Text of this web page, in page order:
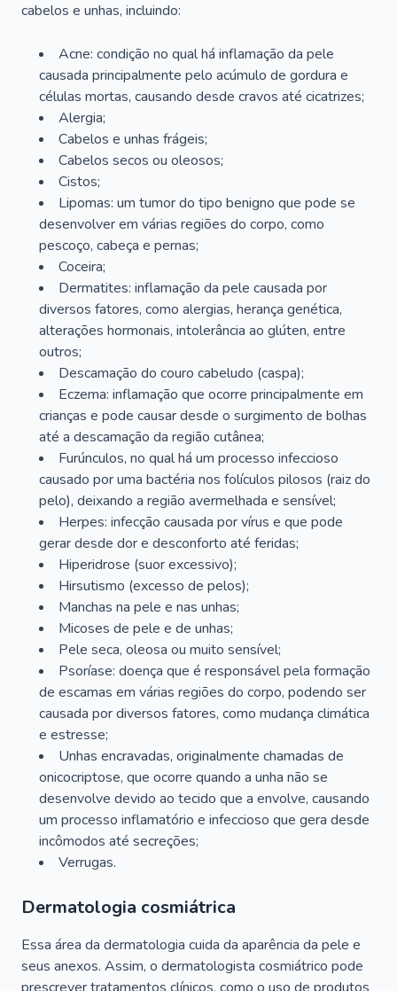
cabelos e unhas, incluindo:
Acne: condição no qual há inflamação da pele
causada principalmente pelo acúmulo de gordura e
células mortas, causando desde cravos até cicatrizes;
Alergia;
Cabelos e unhas frágeis;
Cabelos secos ou oleosos;
Cistos;
Lipomas: um tumor do tipo benigno que pode se
desenvolver em várias regiões do corpo, como
pescoço, cabeça e pernas;
Coceira;
Dermatites: inflamação da pele causada por
diversos fatores, como alergias, herança genética,
alterações hormonais, intolerância ao glúten, entre
outros;
Descamação do couro cabeludo (caspa);
Eczema: inflamação que ocorre principalmente em
crianças e pode causar desde o surgimento de bolhas
até a descamação da região cutânea;
Furúnculos, no qual há um processo infeccioso
causado por uma bactéria nos folículos pilosos (raiz do
pelo), deixando a região avermelhada e sensível;
Herpes: infecção causada por vírus e que pode
gerar desde dor e desconforto até feridas;
Hiperidrose (suor excessivo);
Hirsutismo (excesso de pelos);
Manchas na pele e nas unhas;
Micoses de pele e de unhas;
Pele seca, oleosa ou muito sensível;
Psoríase: doença que é responsável pela formação
de escamas em várias regiões do corpo, podendo ser
causada por diversos fatores, como mudança climática
e estresse;
Unhas encravadas, originalmente chamadas de
onicocriptose, que ocorre quando a unha não se
desenvolve devido ao tecido que a envolve, causando
um processo inflamatório e infeccioso que gera desde
incômodos até secreções;
Verrugas.
Dermatologia cosmiátrica
Essa área da dermatologia cuida da aparência da pele e
seus anexos. Assim, o dermatologista cosmiátrico pode